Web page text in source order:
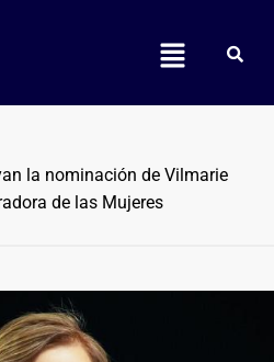
la nominación de Vilmarie
de las Mujeres